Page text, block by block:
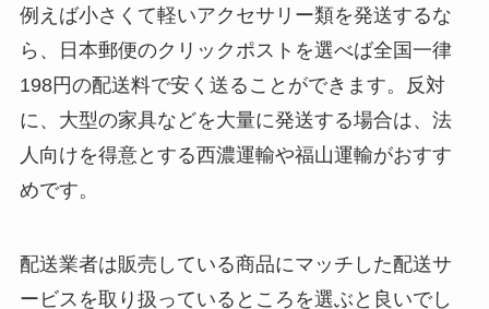
例えば小さくて軽いアクセサリー類を発送するな
ら、日本郵便のクリックポストを選べば全国一律
198円の配送料で安く送ることができます。反対
に、大型の家具などを大量に発送する場合は、法
人向けを得意とする西濃運輸や福山運輸がおすす
めです。
配送業者は販売している商品にマッチした配送サ
ービスを取り扱っているところを選ぶと良いでし